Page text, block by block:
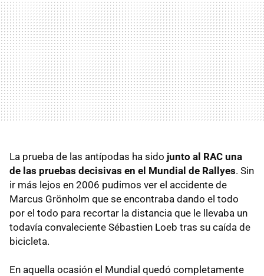
La prueba de las antípodas ha sido junto al RAC una
de las pruebas decisivas en el Mundial de Rallyes. Sin
ir más lejos en 2006 pudimos ver el accidente de
Marcus Grönholm que se encontraba dando el todo
por el todo para recortar la distancia que le llevaba un
todavía convaleciente Sébastien Loeb tras su caída de
bicicleta.
En aquella ocasión el Mundial quedó completamente